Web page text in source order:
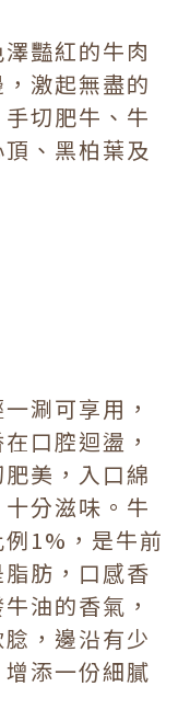
豔紅的牛肉
激起無盡的
切肥牛、牛
、黑柏葉及
涮可享用，
口腔迴盪，
美，入口綿
分滋味。牛
1%，是牛前
肪，口感香
油的香氣，
，邊沿有少
添一份細膩